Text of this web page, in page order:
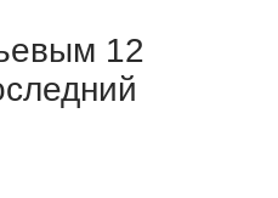
12